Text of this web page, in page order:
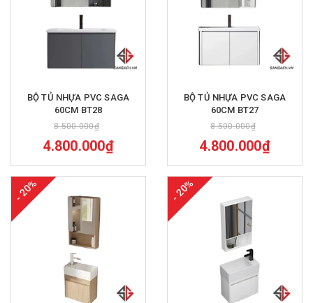
BỘ TỦ NHỰA PVC SAGA
60CM BT28
8.500.000₫
4.800.000₫
BỘ TỦ NHỰA PVC SAGA
60CM BT27
8.500.000₫
4.800.000₫
- 20% - 20%